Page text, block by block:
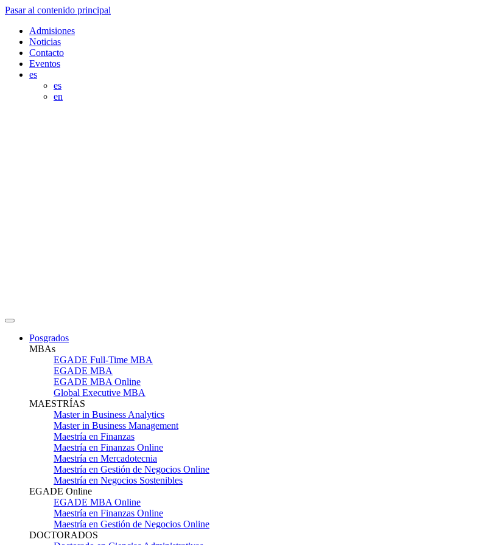
Pasar al contenido principal
Admisiones
Noticias
Contacto
Eventos
es
es
en
Posgrados
MBAs
EGADE Full-Time MBA
EGADE MBA
EGADE MBA Online
Global Executive MBA
MAESTRÍAS
Master in Business Analytics
Master in Business Management
Maestría en Finanzas
Maestría en Finanzas Online
Maestría en Mercadotecnia
Maestría en Gestión de Negocios Online
Maestría en Negocios Sostenibles
EGADE Online
EGADE MBA Online
Maestría en Finanzas Online
Maestría en Gestión de Negocios Online
DOCTORADOS